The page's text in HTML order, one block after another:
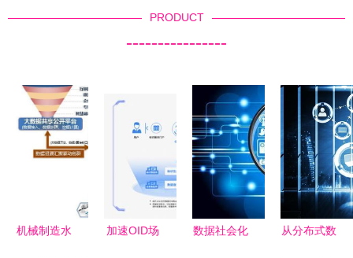
PRODUCT
----------------
机械制造水
加速OID场
数据社会化
从分布式数